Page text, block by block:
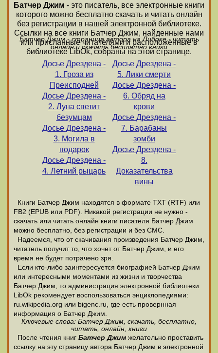
Батчер Джим - это писатель, все электронные книги
которого можно бесплатно скачать и читать онлайн
без регистрации в нашей электронной библиотеке.
Ссылки на все книги Батчер Джим, найденные нами
или присланные читателями и расположенные в
библиотеке LibOk, собраны на этой странице.
Батчер Джим - страница автора на Либоке - читать
онлайн и скачать бесплатно книги
Досье Дрездена -
1. Гроза из
Преисподней
Досье Дрездена -
2. Луна светит
безумцам
Досье Дрездена -
3. Могила в
подарок
Досье Дрездена -
4. Летний рыцарь
Досье Дрездена -
5. Лики смерти
Досье Дрездена -
6. Обряд на
крови
Досье Дрездена -
7. Барабаны
зомби
Досье Дрездена -
8.
Доказательства
вины
Книги Батчер Джим находятся в формате ТХТ (RTF) или
FB2 (EPUB или PDF). Никакой регистрации не нужно -
скачать или читать онлайн книги писателя Батчер Джим
можно бесплатно, без регистрации и без СМС.
Надеемся, что от скачивания произведения Батчер Джим,
читатель получит то, что хочет от Батчер Джим, и его
время не будет потрачено зря.
Если кто-либо заинтересуется биографией Батчер Джим
или интересными моментами из жизни и творчества
Батчер Джим, то администрация электронной библиотеки
LibOk рекомендует воспользоваться энциклопедиями:
ru.wikipedia.org или bigenc.ru, где есть провернная
информация о Батчер Джим.
Ключевые слова: Батчер Джим, скачать, бесплатно,
читать, онлайн, книги
После чтения книг Батчер Джим желательно проставить
ссылку на эту страницу автора Батчер Джим в электронной